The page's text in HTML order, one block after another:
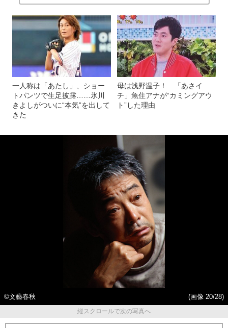
一人称は「あたし」、ショー
トパンツで生足披露……氷川
きよしがついに“本気”を出して
きた
母は浅野温子！ 「あさイ
チ」魚住アナが“カミングアウ
ト”した理由
©️文藝春秋
(画像 20/28)
縦スクロールで次の写真へ